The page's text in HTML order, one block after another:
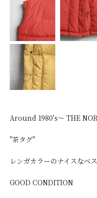
Around 1980's～ THE
"茶タグ"
レンガカラーのナイスなベ
GOOD CONDITION